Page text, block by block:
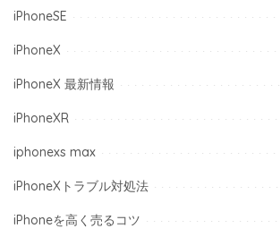
iPhoneSE
iPhoneX
iPhoneX 最新情報
iPhoneXR
iphonexs max
iPhoneXトラブル対処法
iPhoneを高く売るコツ